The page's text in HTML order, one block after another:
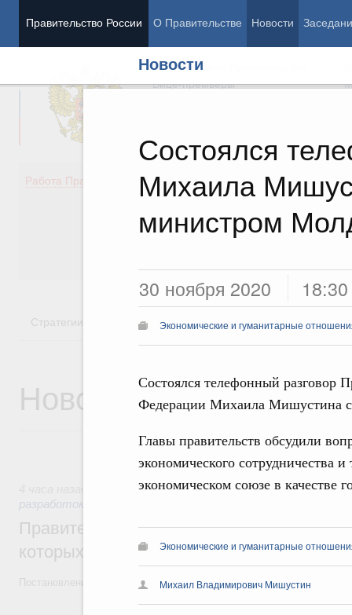
Правительство России О Правительстве Новости
Новости
Состоялся
Михаила
министром
30 ноября 2020 18:30
Экономические и гуманитарные
Состоялся телефонный разговор
Федерации Михаила Мишустина
Главы правительств обсудили
экономического сотрудничества
экономическом союзе в качестве
Экономические и гуманитарные
Михаил Владимирович Мишустин
Председатель Правительства
Вице-премьеры
Работа Правительства
Демография
Здоровье
Культура
Стратегии Государственные программы
Новости
Государственная политика в сфере научных
разработок
Правительство расширило перечень
которых освобождаются от НДФЛ
Постановление от 5 августа 2026 года №978